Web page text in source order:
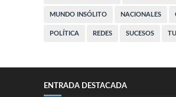
MUNDO INSÓLITO NACIONALES
POLÍTICA REDES SUCESOS
ENTRADA DESTACADA